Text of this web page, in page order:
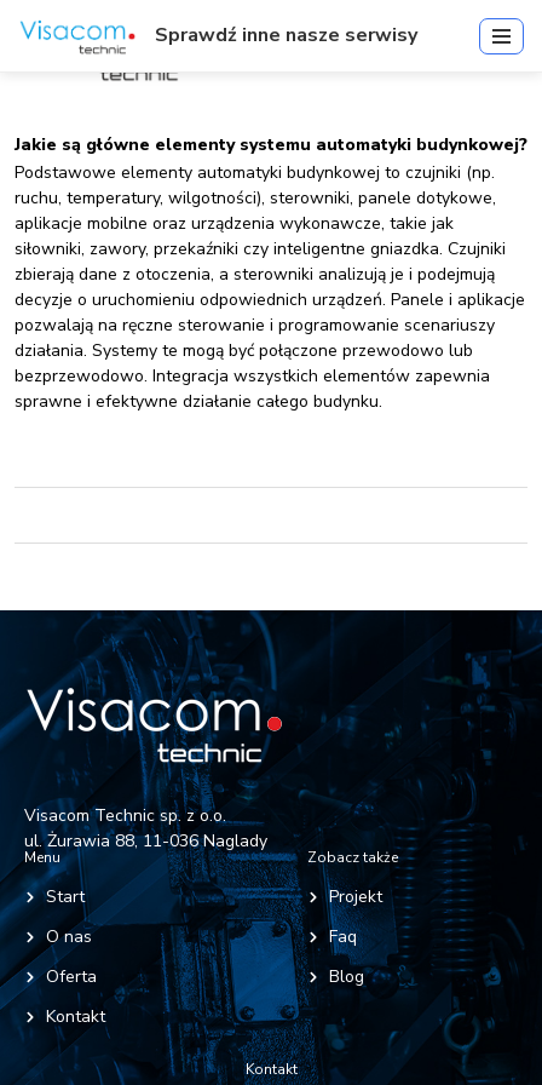
Jakie są główne elementy systemu automatyki budynkowej?
Podstawowe elementy automatyki budynkowej to czujniki (np.
ruchu, temperatury, wilgotności), sterowniki, panele dotykowe,
aplikacje mobilne oraz urządzenia wykonawcze, takie jak
siłowniki, zawory, przekaźniki czy inteligentne gniazdka. Czujniki
zbierają dane z otoczenia, a sterowniki analizują je i podejmują
decyzje o uruchomieniu odpowiednich urządzeń. Panele i aplikacje
pozwalają na ręczne sterowanie i programowanie scenariuszy
działania. Systemy te mogą być połączone przewodowo lub
bezprzewodowo. Integracja wszystkich elementów zapewnia
sprawne i efektywne działanie całego budynku.
Visacom Technic sp. z o.o.
ul. Żurawia 88, 11-036 Naglady
Menu
Start
O nas
Oferta
Kontakt
Zobacz także
Projekt
Faq
Blog
Kontakt
Sprawdź inne nasze serwisy